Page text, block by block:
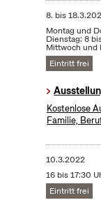
8. bis
Montag und
Dienstag: 8
Mittwoch und
Eintritt frei
Kostenlose
Familie,
10.3.2022
16 bis 17:30
Eintritt frei